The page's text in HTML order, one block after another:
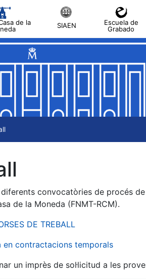
de la
SIAEN
Escuela de
Grabado
convocatòries de procés
de la Moneda (FNMT-RCM).
DE TREBALL
contractacions temporals
un imprès de sol·licitud a les